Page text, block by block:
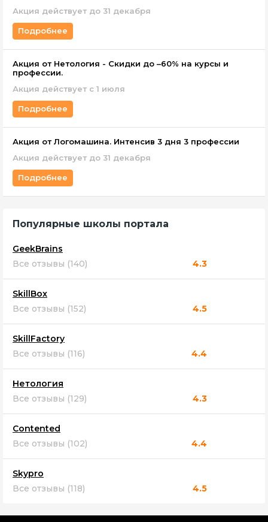
Акция действует до 31 декабря
Подробнее
Акция от Нетология - Скидки до –60% на курсы и
профессии.
Акция действует с 1 июля
Подробнее
Акция от Логомашина. Интенсив 3 дня 3 профессии
Акция действует до 31 декабря
Подробнее
Популярные школы портала
GeekBrains
Все отзывы (140)
4.3
SkillBox
Все отзывы (152)
4.5
SkillFactory
Все отзывы (116)
4.4
Нетология
Все отзывы (129)
4.3
Contented
Все отзывы (102)
4.4
Skypro
Все отзывы (118)
4.5